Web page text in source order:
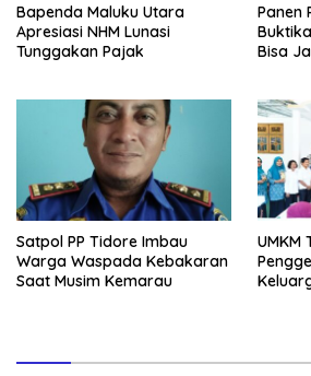
Bapenda Maluku Utara
Apresiasi NHM Lunasi
Tunggakan Pajak
Panen
Bisa
Satpol PP Tidore Imbau
Warga Waspada Kebakaran
Saat Musim Kemarau
UMKM